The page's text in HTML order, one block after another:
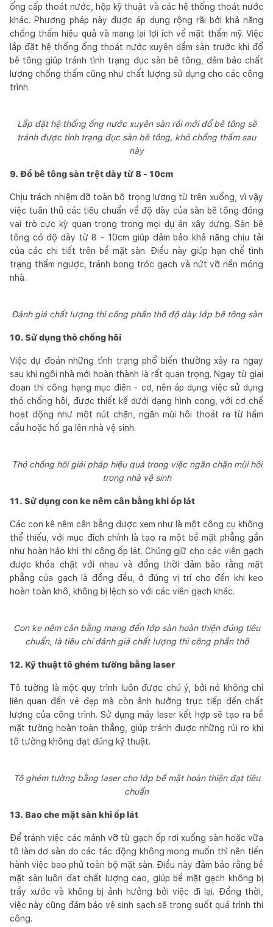
ống cấp thoát nước, hộp kỹ thuật và các hệ thống thoát nước
khác. Phương pháp này được áp dụng rộng rãi bởi khả năng
chống thấm hiệu quả và mang lại lợi ích về mặt thẩm mỹ. Việc
lắp đặt hệ thống ống thoát nước xuyên dầm sàn trước khi đổ
bê tông giúp tránh tình trạng đục sàn bê tông, đảm bảo chất
lượng chống thấm cũng như chất lượng sử dụng cho các công
trình.
Lắp đặt hệ thống ống nước xuyên sàn rồi mới đổ bê tông sẽ
tránh được tình trạng đục sàn bê tông, khó chống thấm sau
này
9. Đổ bê tông sàn trệt dày từ 8 - 10cm
Chịu trách nhiệm đỡ toàn bộ trọng lượng từ trên xuống, vì vậy
việc tuân thủ các tiêu chuẩn về độ dày của sàn bê tông đóng
vai trò cực kỳ quan trọng trong mọi dự án xây dựng. Sàn bê
tông có độ dày từ 8 - 10cm giúp đảm bảo khả năng chịu tải
của các chi tiết trên bề mặt sàn. Điều này giúp hạn chế tình
trạng thấm ngược, tránh bong tróc gạch và nứt vỡ nền móng
nhà.
Đánh giá chất lượng thi công phần thô độ dày lớp bê tông sàn
10. Sử dụng thỏ chống hôi
Việc dự đoán những tình trạng phổ biến thường xảy ra ngay
sau khi ngôi nhà mới hoàn thành là rất quan trọng. Ngay từ giai
đoạn thi công hạng mục điện - cơ, nên áp dụng việc sử dụng
thỏ chống hôi, được thiết kế dưới dạng hình cong, với cơ chế
hoạt động như một nút chặn, ngăn mùi hôi thoát ra từ hầm
cầu hoặc hố ga lên nhà vệ sinh.
Thỏ chống hôi giải pháp hiệu quả trong việc ngăn chặn mùi hôi
trong nhà vệ sinh
11. Sử dụng con ke nêm cân bằng khi ốp lát
Các con kê nêm cân bằng được xem như là một công cụ không
thể thiếu, với mục đích chính là tạo ra một bề mặt phẳng gần
như hoàn hảo khi thi công ốp lát. Chúng giữ cho các viên gạch
được khóa chặt với nhau và đồng thời đảm bảo rằng mặt
phẳng của gạch là đồng đều, ở đúng vị trí cho đến khi keo
hoàn toàn khô, không bị lệch so với các viên gạch khác.
Con ke nêm cân bằng mang đến lớp sàn hoàn thiện đúng tiêu
chuẩn, là tiêu chí đánh giá chất lượng thi công phần thô
12. Kỹ thuật tô ghém tường bằng laser
Tô tường là một quy trình luôn được chú ý, bởi nó không chỉ
liên quan đến vẻ đẹp mà còn ảnh hưởng trực tiếp đến chất
lượng của công trình. Sử dụng máy laser kết hợp sẽ tạo ra bề
mặt tường hoàn toàn thẳng, giúp tránh được những rủi ro khi
tô tường không đạt đúng kỹ thuật.
Tô ghém tường bằng laser cho lớp bề mặt hoàn thiện đạt tiêu
chuẩn
13. Bao che mặt sàn khi ốp lát
Để tránh việc các mảnh vỡ từ gạch ốp rơi xuống sàn hoặc vữa
tô làm dơ sàn do các tác động không mong muốn thì nên tiến
hành việc bao phủ toàn bộ mặt sàn. Điều này đảm bảo rằng bề
mặt sàn luôn đạt chất lượng cao, giúp bề mặt gạch không bị
trầy xước và không bị ảnh hưởng bởi việc đi lại. Đồng thời,
việc này cũng đảm bảo vệ sinh sạch sẽ trong suốt quá trình thi
công.